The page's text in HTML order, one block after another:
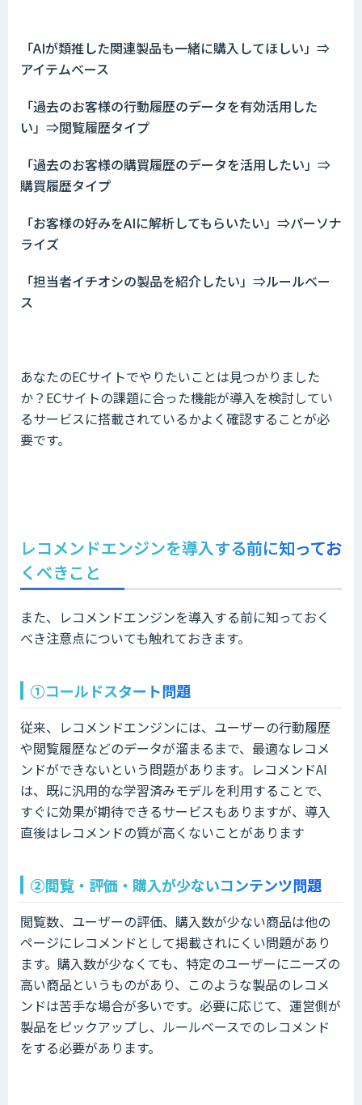
「AIが類推した関連製品も一緒に購入してほしい」⇒
アイテムベース
「過去のお客様の行動履歴のデータを有効活用した
い」⇒閲覧履歴タイプ
「過去のお客様の購買履歴のデータを活用したい」⇒
購買履歴タイプ
「お客様の好みをAIに解析してもらいたい」⇒パーソナ
ライズ
「担当者イチオシの製品を紹介したい」⇒ルールベー
ス
あなたのECサイトでやりたいことは見つかりました
か？ECサイトの課題に合った機能が導入を検討してい
るサービスに搭載されているかよく確認することが必
要です。
レコメンドエンジンを導入する前に知ってお
くべきこと
また、レコメンドエンジンを導入する前に知っておく
べき注意点についても触れておきます。
①コールドスタート問題
従来、レコメンドエンジンには、ユーザーの行動履歴
や閲覧履歴などのデータが溜まるまで、最適なレコメ
ンドができないという問題があります。レコメンドAI
は、既に汎用的な学習済みモデルを利用することで、
すぐに効果が期待できるサービスもありますが、導入
直後はレコメンドの質が高くないことがあります
②閲覧・評価・購入が少ないコンテンツ問題
閲覧数、ユーザーの評価、購入数が少ない商品は他の
ページにレコメンドとして掲載されにくい問題があり
ます。購入数が少なくても、特定のユーザーにニーズの
高い商品というものがあり、このような製品のレコメ
ンドは苦手な場合が多いです。必要に応じて、運営側が
製品をピックアップし、ルールベースでのレコメンド
をする必要があります。